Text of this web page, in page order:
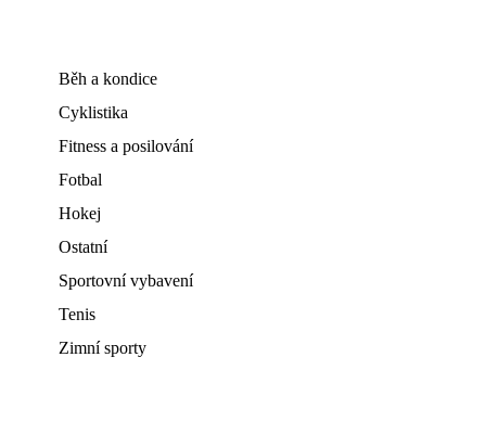
Běh a kondice
Cyklistika
Fitness a posilování
Fotbal
Hokej
Ostatní
Sportovní vybavení
Tenis
Zimní sporty